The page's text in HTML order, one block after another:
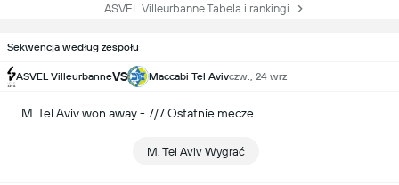
ASVEL Villeurbanne Tabela i rankingi
Sekwencja według zespołu
ASVEL VilleurbanneVS Maccabi Tel Avivczw., 24 wrz
M. Tel Aviv won away - 7/7 Ostatnie mecze
M. Tel Aviv Wygrać